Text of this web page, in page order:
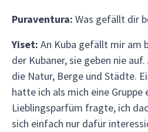
Puraventura: Was gefällt dir
Yiset: An Kuba gefällt mir am
der Kubaner, sie geben nie
die Natur, Berge und Städte.
hatte ich als mich eine Gruppe
Lieblingsparfüm fragte, ich
sich einfach nur dafür